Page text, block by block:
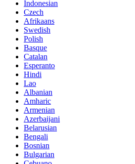
Indonesian
Czech
Afrikaans
Swedish
Polish
Basque
Catalan
Esperanto
Hindi
Lao
Albanian
Amharic
Armenian
Azerbaijani
Belarusian
Bengali
Bosnian
Bulgarian